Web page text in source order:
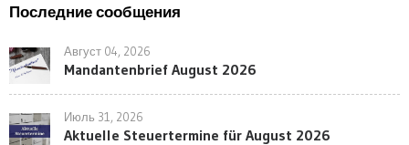
Последние сообщения
Август 04, 2026
Mandantenbrief August 2026
Июль 31, 2026
Aktuelle Steuertermine für August 2026